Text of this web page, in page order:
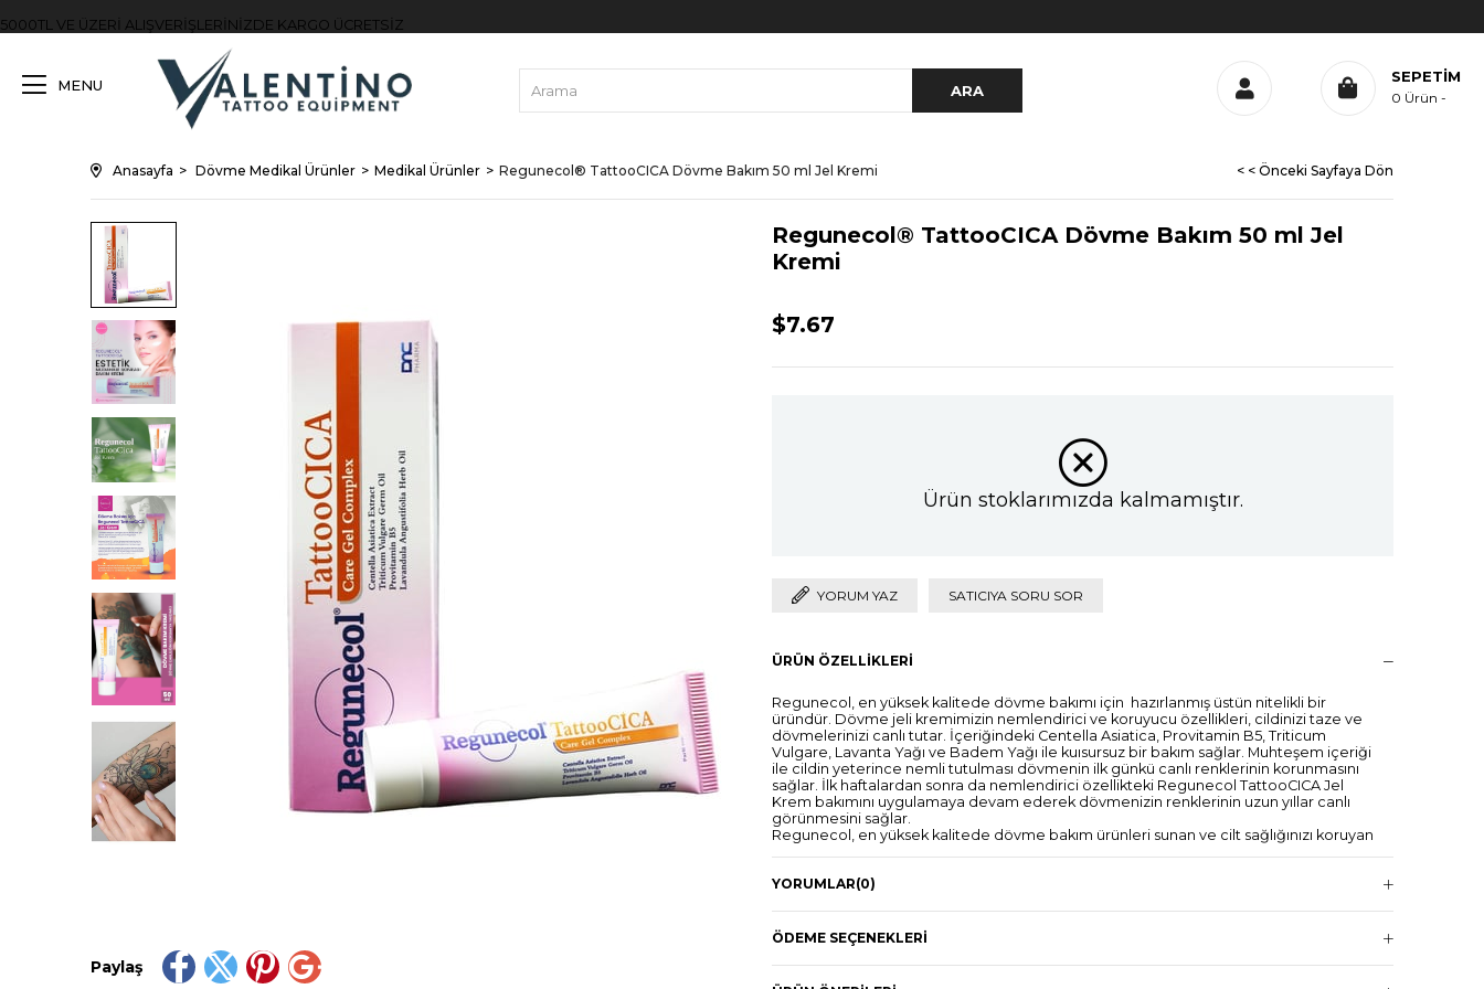
5000TL VE ÜZERİ ALIŞVERİŞLERİNİZDE KARGO ÜCRETSİZ
MENU SEPETIM
0 Ürün
Anasayfa Dövme Medikal Ürünler Medikal Ürünler Regunecol® TattooCICA Dövme Bakım 50 ml Jel Kremi < < Önceki Sayfaya Dön
Paylaş
Regunecol® TattooCICA Dövme Bakım 50 ml Jel
Kremi
$7.67
Ürün stoklarımızda kalmamıştır.
YORUM YAZ SATICIYA SORU SOR
ÜRÜN ÖZELLIKLERI
Regunecol, en yüksek kalitede dövme bakımı için hazırlanmış üstün nitelikli bir
üründür. Dövme jeli kremimizin nemlendirici ve koruyucu özellikleri, cildinizi taze ve
dövmelerinizi canlı tutar. İçeriğindeki Centella Asiatica, Provitamin B5, Triticum
Vulgare, Lavanta Yağı ve Badem Yağı ile kuısursuz bir bakım sağlar. Muhteşem içeriği
ile cildin yeterince nemli tutulması dövmenin ilk günkü canlı renklerinin korunmasını
sağlar. İlk haftalardan sonra da nemlendirici özellikteki Regunecol TattooCICA Jel
Krem bakımını uygulamaya devam ederek dövmenizin renklerinin uzun yıllar canlı
görünmesini sağlar.
Regunecol, en yüksek kalitede dövme bakım ürünleri sunan ve cilt sağlığınızı koruyan
Özel formülümüz hızlı nemlenme sağlar ve dövmenizin güzel görünümünü uzatır.
Düzenli kullanım canlılık sağlar, renkler ve belirginlik artar.
Hem yeni hem de eski dövmeler için ideal bir bakım sağlar.
Ürünlerimiz, dövmelerinizi en iyi durumda tutmak için tasarlanmıştır. Daha sağlıklı,
YORUMLAR(0)
ÖDEME SEÇENEKLERI